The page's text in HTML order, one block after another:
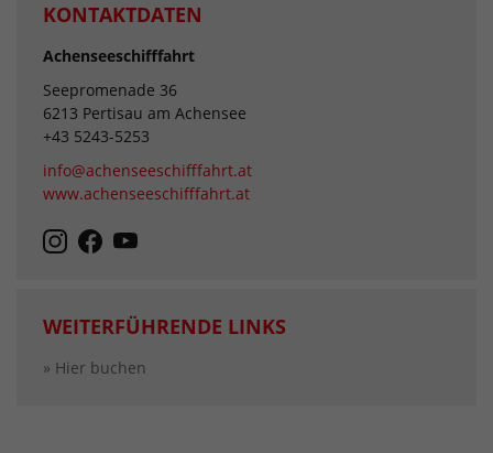
KONTAKTDATEN
Achenseeschifffahrt
Seepromenade 36
6213 Pertisau am Achensee
+43 5243-5253
info@achenseeschifffahrt.at
www.achenseeschifffahrt.at
WEITERFÜHRENDE LINKS
» Hier buchen